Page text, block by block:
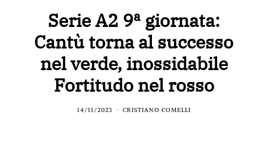
Serie A2 9ª giornata:
Cantù torna al successo
nel verde, inossidabile
Fortitudo nel rosso
14/11/2023 CRISTIANO COMELLI